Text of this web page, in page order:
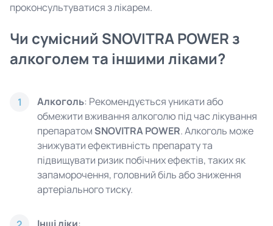
проконсультуватися з лікарем.
Чи сумісний SNOVITRA POWER з
алкоголем та іншими ліками?
1 Алкоголь: Рекомендується уникати або
обмежити вживання алкоголю під час лікування
препаратом SNOVITRA POWER. Алкоголь може
знижувати ефективність препарату та
підвищувати ризик побічних ефектів, таких як
запаморочення, головний біль або зниження
артеріального тиску.